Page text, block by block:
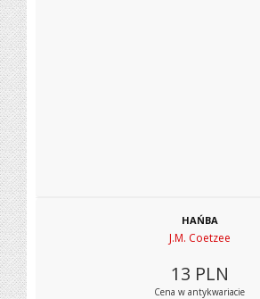
HAŃBA
J.M. Coetzee
13 PLN
Cena w antykwariacie